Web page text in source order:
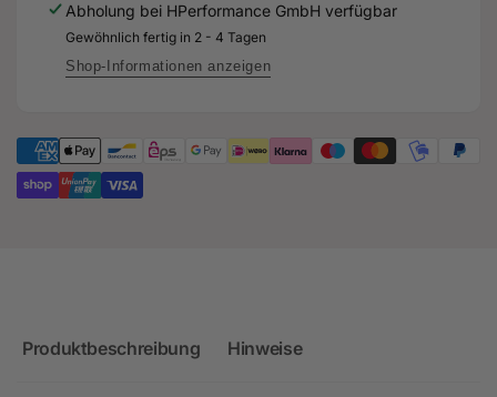
-
DNW
F3
-
DNW
Abholung bei HPerformance GmbH verfügbar
Gewöhnlich fertig in 2 - 4 Tagen
Shop-Informationen anzeigen
Produktbeschreibung Hinweise